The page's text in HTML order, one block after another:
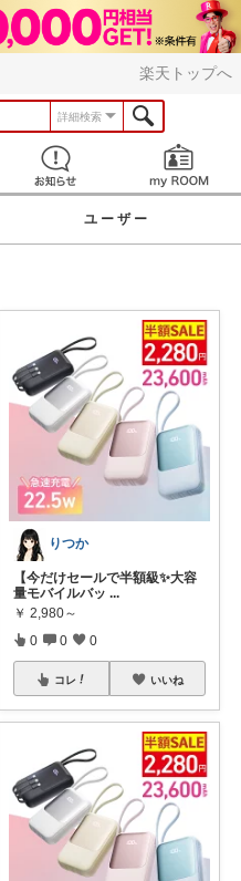
楽天トップへ
詳細検索
見つける お知らせ
ユーザー
りつか
【今だけセールで半額級✨大容
量モバイルバッ ...
￥ 2,980～
0 0 0
コレ いいね